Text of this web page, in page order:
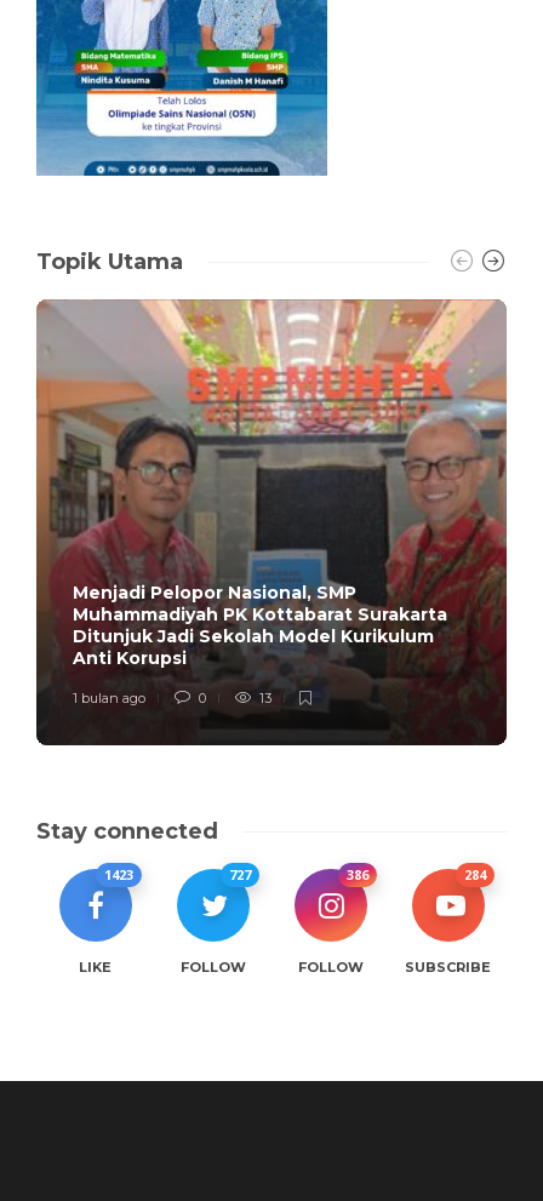
Topik Utama
Menjadi Pelopor Nasional, SMP
Muhammadiyah PK Kottabarat Surakarta
Ditunjuk Jadi Sekolah Model Kurikulum
Anti Korupsi
1 bulan ago 0 13
Stay connected
1423
LIKE
727
FOLLOW
386
FOLLOW
284
SUBSCRIBE